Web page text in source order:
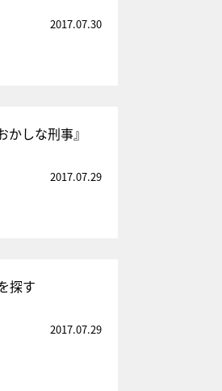
2017.07.30
しな刑事』
2017.07.29
探す
2017.07.29